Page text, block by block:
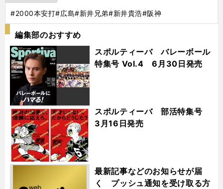
#2000本安打#広島#新井兄弟#新井貴浩#阪神
編集部のおすすめ
スポルティーバ バレーボール
特集号 Vol.4 6月30日発売
スポルティーバ 部活特集号
3月16日発売
最新記事などのお知らせが届
く プッシュ通知を受け取る方